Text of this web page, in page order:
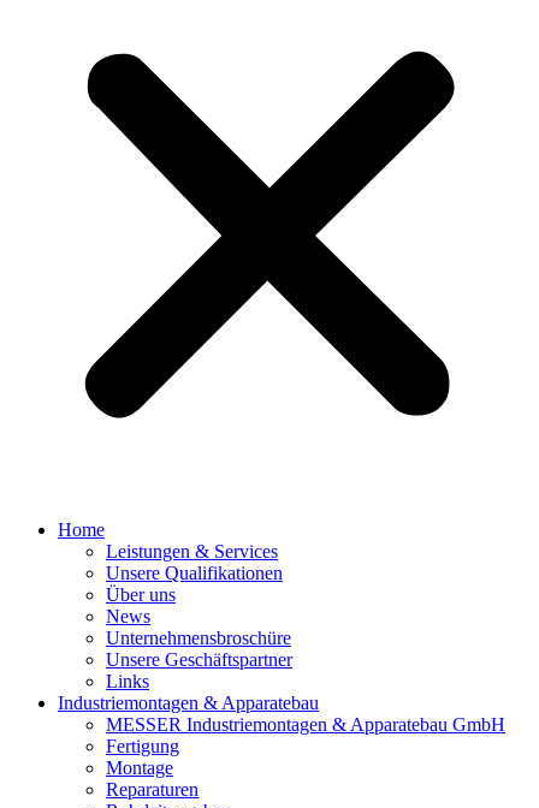
Home
Leistungen & Services
Unsere Qualifikationen
Über uns
News
Unternehmensbroschüre
Unsere Geschäftspartner
Links
Industriemontagen & Apparatebau
MESSER Industriemontagen & Apparatebau GmbH
Fertigung
Montage
Reparaturen